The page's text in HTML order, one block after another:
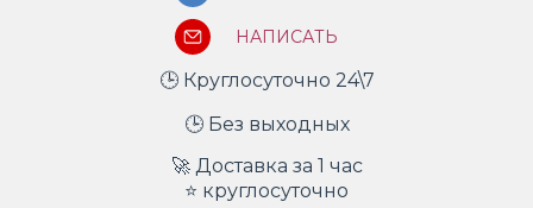
НАПИСАТЬ
🕒 Круглосуточно 24\7
🕒 Без выходных
🚀 Доставка за 1 час
⭐ круглосуточно